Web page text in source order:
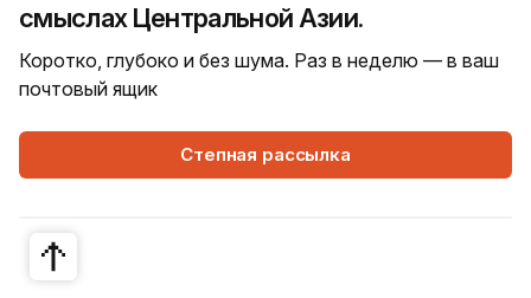
смыслах Центральной Азии.
Коротко, глубоко и без шума. Раз в неделю — в ваш
почтовый ящик
Степная рассылка